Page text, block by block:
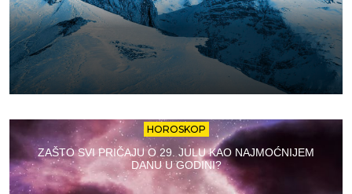
HOROSKOP
ZAŠTO SVI PRIČAJU O 29. JULU KAO NAJMOĆNIJEM
DANU U GODINI?